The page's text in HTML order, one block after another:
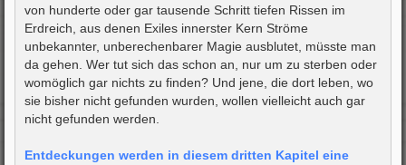
von hunderte oder gar tausende Schritt tiefen Rissen im
Erdreich, aus denen Exiles innerster Kern Ströme
unbekannter, unberechenbarer Magie ausblutet, müsste man
da gehen. Wer tut sich das schon an, nur um zu sterben oder
womöglich gar nichts zu finden? Und jene, die dort leben, wo
sie bisher nicht gefunden wurden, wollen vielleicht auch gar
nicht gefunden werden.
Entdeckungen werden in diesem dritten Kapitel eine